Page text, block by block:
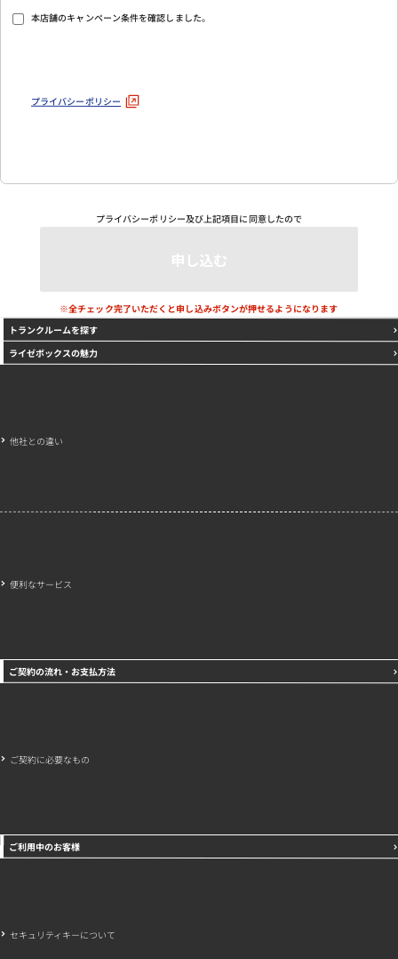
本店舗のキャンペーン条件を確認しました。
プライバシーポリシー
プライバシーポリシー及び上記項目に同意したので
※全チェック完了いただくと申し込みボタンが押せるようになります
トランクルームを探す
ライゼボックスの魅力
他社との違い
便利なサービス
ご契約の流れ・お支払方法
ご契約に必要なもの
ご利用中のお客様
セキュリティキーについて